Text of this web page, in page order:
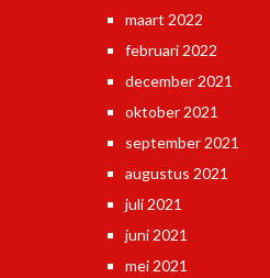
maart 2022
februari 2022
december 2021
oktober 2021
september 2021
augustus 2021
juli 2021
juni 2021
mei 2021